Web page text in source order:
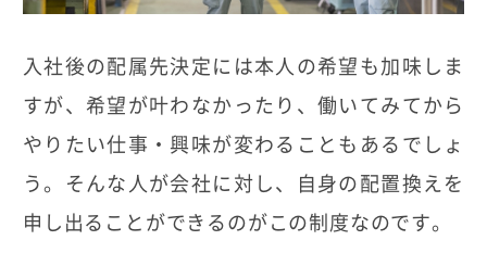
入社後の配属先決定には本人の希望も加味しま
すが、希望が叶わなかったり、働いてみてから
やりたい仕事・興味が変わることもあるでしょ
う。そんな人が会社に対し、自身の配置換えを
申し出ることができるのがこの制度なのです。